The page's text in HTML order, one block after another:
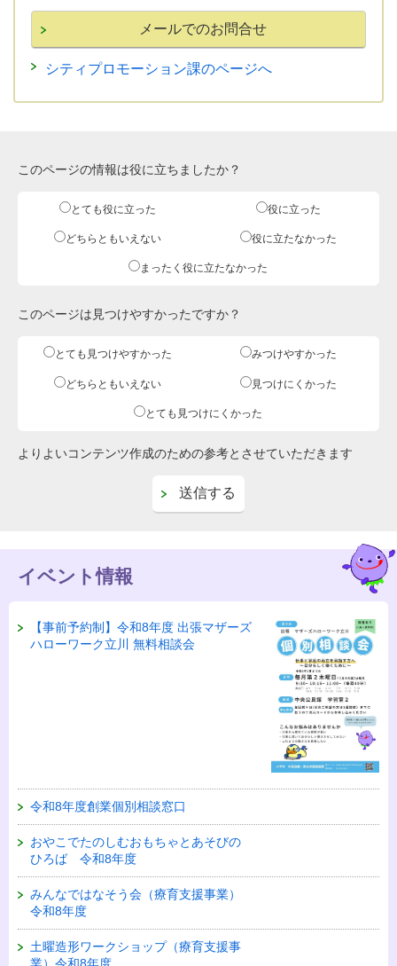
シティプロモーション課のページへ
このページの情報は役に立ちましたか？
とても役に立った 役に立った
どちらともいえない 役に立たなかった
まったく役に立たなかった
このページは見つけやすかったですか？
とても見つけやすかった みつけやすかった
どちらともいえない 見つけにくかった
とても見つけにくかった
よりよいコンテンツ作成のための参考とさせていただきます
イベント情報
【事前予約制】令和8年度 出張マザーズ
ハローワーク立川 無料相談会
令和8年度創業個別相談窓口
おやこでたのしむおもちゃとあそびの
ひろば 令和8年度
みんなではなそう会（療育支援事業）
令和8年度
土曜造形ワークショップ（療育支援事
業）令和8年度